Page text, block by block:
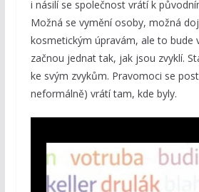
i násilí se společnost vrátí k
Možná se vymění osoby, možná
kosmetickým úpravám, ale to bude
začnou jednat tak, jak jsou zvyklí.
ke svým zvykům. Pravomoci se
neformálně) vrátí tam, kde byly.